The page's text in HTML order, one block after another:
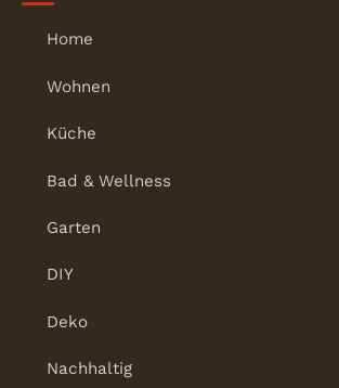
Home
Wohnen
Küche
Bad & Wellness
Garten
DIY
Deko
Nachhaltig